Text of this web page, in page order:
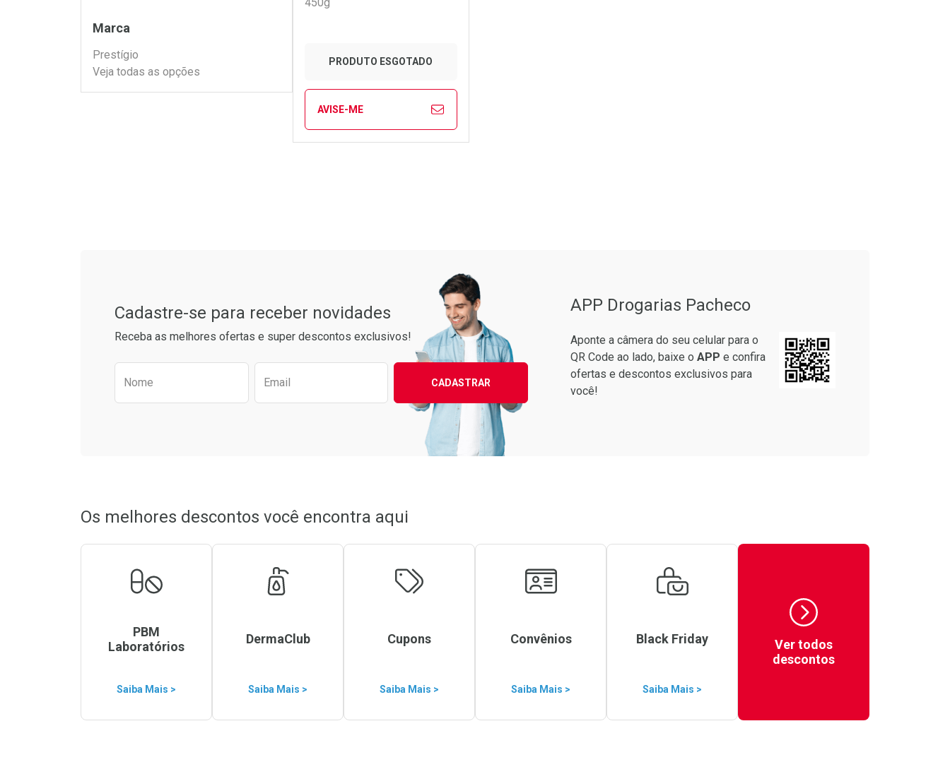
PRODUTO ESGOTADO
AVISE-ME
Ver Desconto Convênio
Filtros
Marca
Prestígio
Veja todas as opções
Cadastre-se para receber novidades
Receba as melhores ofertas e super descontos exclusivos!
Preencha o formulário abaixo para receber as melhores ofertas:
Nome Email CADASTRAR
APP Drogarias Pacheco
Aponte a câmera do seu celular para o
QR Code ao lado, baixe o APP e confira
ofertas e descontos exclusivos para
você!
Os melhores descontos você encontra aqui
PBM
Laboratórios
Saiba Mais >
DermaClub
Saiba Mais >
Cupons
Saiba Mais >
Convênios
Saiba Mais >
Black Friday
Saiba Mais >
Ver todos
descontos